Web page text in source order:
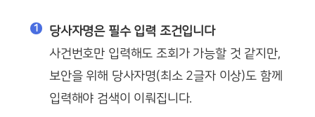
당사자명은 필수 입력 조건입니다
사건번호만 입력해도 조회가 가능할 것 같지만,
보안을 위해 당사자명(최소 2글자 이상)도 함께
입력해야 검색이 이뤄집니다.